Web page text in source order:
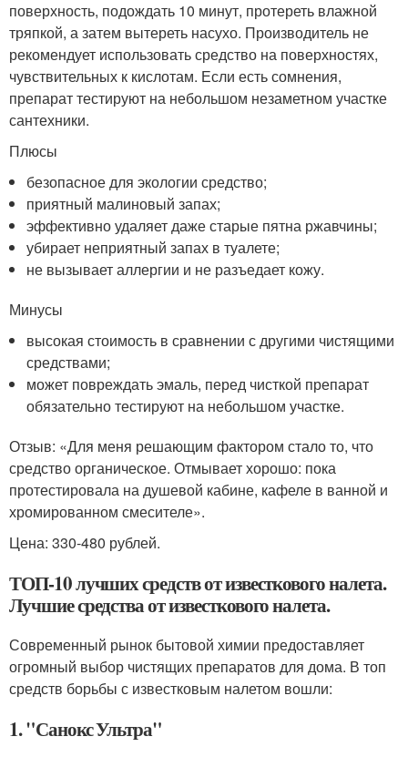
поверхность, подождать 10 минут, протереть влажной
тряпкой, а затем вытереть насухо. Производитель не
рекомендует использовать средство на поверхностях,
чувствительных к кислотам. Если есть сомнения,
препарат тестируют на небольшом незаметном участке
сантехники.
Плюсы
безопасное для экологии средство;
приятный малиновый запах;
эффективно удаляет даже старые пятна ржавчины;
убирает неприятный запах в туалете;
не вызывает аллергии и не разъедает кожу.
Минусы
высокая стоимость в сравнении с другими чистящими
средствами;
может повреждать эмаль, перед чисткой препарат
обязательно тестируют на небольшом участке.
Отзыв: «Для меня решающим фактором стало то, что
средство органическое. Отмывает хорошо: пока
протестировала на душевой кабине, кафеле в ванной и
хромированном смесителе».
Цена: 330-480 рублей.
ТОП-10 лучших средств от известкового налета.
Лучшие средства от известкового налета.
Современный рынок бытовой химии предоставляет
огромный выбор чистящих препаратов для дома. В топ
средств борьбы с известковым налетом вошли:
1. "Санокс Ультра"